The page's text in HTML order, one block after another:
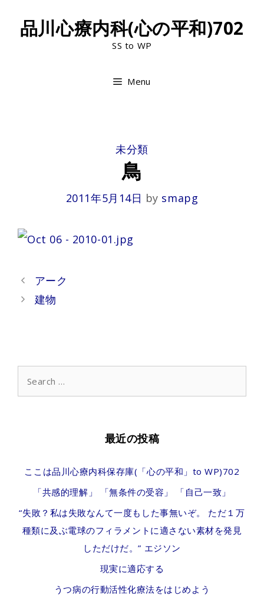
品川心療内科(心の平和)702
SS to WP
Menu
CATEGORIES
未分類
鳥
2011年5月14日 by smapg
Post
navigation
アーク
建物
最近の投稿
ここは品川心療内科保存庫(「心の平和」to WP)702
「共感的理解」 「無条件の受容」 「自己一致」
“失敗？私は失敗なんて一度もした事無いぞ。 ただ１万
種類に及ぶ電球のフィラメントに適さない素材を発見
しただけだ。” エジソン
現実に適応する
うつ病の行動活性化療法をはじめよう